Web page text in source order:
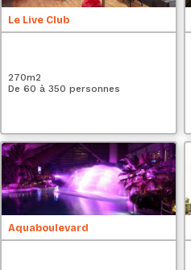
Le Live Club
270m2
De 60 à 350 personnes
Aquaboulevard